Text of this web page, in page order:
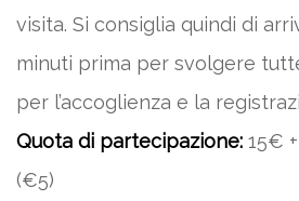
visita. Si consiglia quindi di
minuti prima per svolgere
per l’accoglienza e la
Quota di partecipazione: 15€
(€5)